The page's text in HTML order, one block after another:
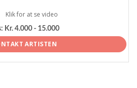
Klik for at se video
Kr. 4.000 - 15.000
ARTISTEN